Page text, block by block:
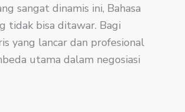
sangat dinamis ini, Bahasa
tidak bisa ditawar. Bagi
yang lancar dan profesional
utama dalam negosiasi